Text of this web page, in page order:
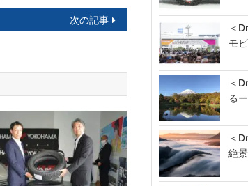
次の記事
＜
モ
＜
る
＜
絶